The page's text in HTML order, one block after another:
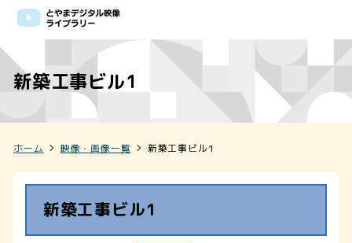
新築工事ビル1
ホーム 映像・画像一覧 新築工事ビル1
新築工事ビル1